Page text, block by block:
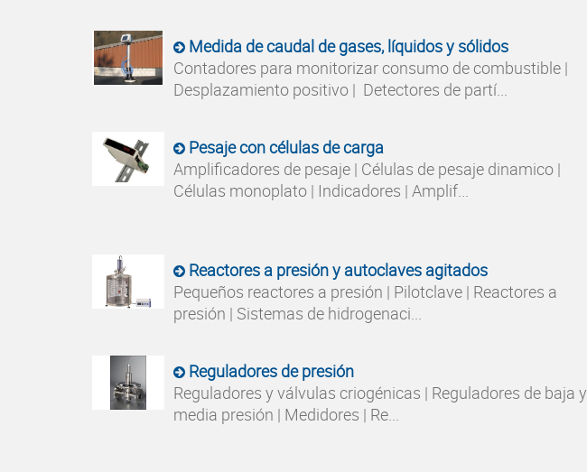
Medida de caudal de gases, líquidos y sólidos
Contadores para monitorizar consumo de combustible |
Desplazamiento positivo | Detectores de partí...
Pesaje con células de carga
Amplificadores de pesaje | Células de pesaje dinamico |
Células monoplato | Indicadores | Amplif...
Reactores a presión y autoclaves agitados
Pequeños reactores a presión | Pilotclave | Reactores a
presión | Sistemas de hidrogenaci...
Reguladores de presión
Reguladores y válvulas criogénicas | Reguladores de baja y
media presión | Medidores | Re...